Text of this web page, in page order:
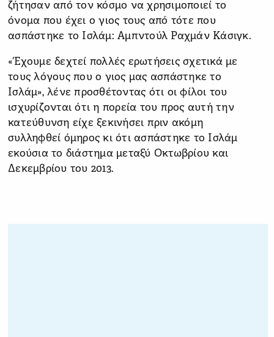
ζήτησαν από τον κόσμο να χρησιμοποιεί το
όνομα που έχει ο γιος τους από τότε που
ασπάστηκε το Ισλάμ: Αμπντούλ Ραχμάν Κάσιγκ.
«Έχουμε δεχτεί πολλές ερωτήσεις σχετικά με
τους λόγους που ο γιος μας ασπάστηκε το
Ισλάμ», λένε προσθέτοντας ότι οι φίλοι του
ισχυρίζονται ότι η πορεία του προς αυτή την
κατεύθυνση είχε ξεκινήσει πριν ακόμη
συλληφθεί όμηρος κι ότι ασπάστηκε το Ισλάμ
εκούσια το διάστημα μεταξύ Οκτωβρίου και
Δεκεμβρίου του 2013.